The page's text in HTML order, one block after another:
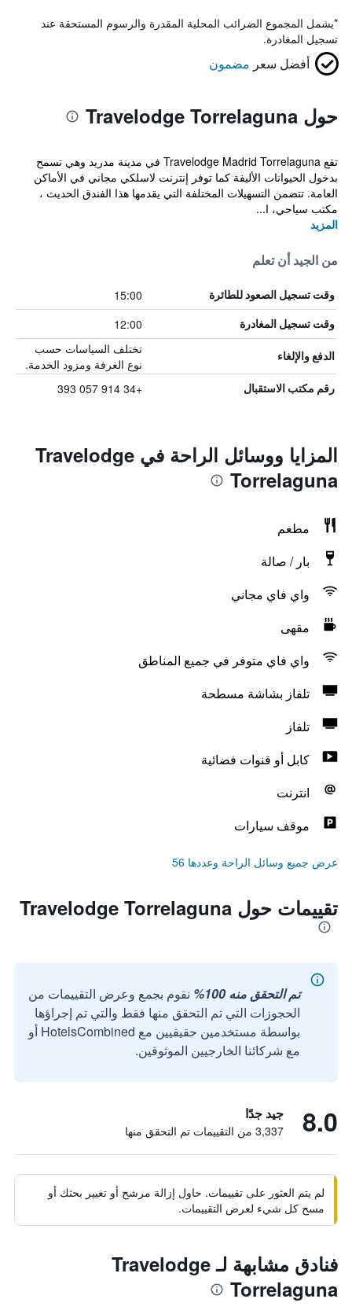
*يشمل المجموع الضرائب المحلية المقدرة والرسوم المستحقة عند
تسجيل المغادرة.
أفضل سعر مضمون
حول Travelodge Torrelaguna
تقع Travelodge Madrid Torrelaguna في مدينة مدريد وهي تسمح
بدخول الحيوانات الأليفة كما توفر إنترنت لاسلكي مجاني في الأماكن
العامة. تتضمن التسهيلات المختلفة التي يقدمها هذا الفندق الحديث ،
مكتب سياحي، ا...
المزيد
من الجيد أن تعلم
وقت تسجيل الصعود للطائرة 15:00
وقت تسجيل المغادرة 12:00
الدفع والإلغاء
تختلف السياسات حسب
نوع الغرفة ومزود الخدمة.
رقم مكتب الاستقبال +34 914 057 393
المزايا ووسائل الراحة في Travelodge
Torrelaguna
مطعم
بار / صالة
واي فاي مجاني
مقهى
واي فاي متوفر في جميع المناطق
تلفاز بشاشة مسطحة
تلفاز
كابل أو قنوات فضائية
انترنت
موقف سيارات
عرض جميع وسائل الراحة وعددها 56
تقييمات حول Travelodge Torrelaguna
تم التحقق منه 100%
نقوم بجمع وعرض التقييمات من
الحجوزات التي تم التحقق منها فقط والتي تم إجراؤها
بواسطة مستخدمين حقيقيين مع HotelsCombined أو
مع شركائنا الخارجيين الموثوقين.
8.0 جيد جدًا
3,337 من التقييمات تم التحقق منها
لم يتم العثور على تقييمات. حاول إزالة مرشح أو تغيير بحثك أو
مسح كل شيء لعرض التقييمات.
فنادق مشابهة لـ Travelodge
Torrelaguna